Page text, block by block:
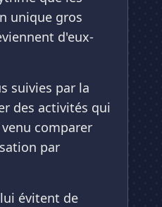
unique gros
d'eux-
suivies par la
des activités qui
comparer
par
évitent de